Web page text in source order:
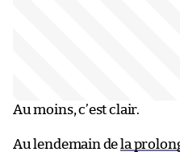
Au moins, c’est clair.
Au lendemain de la